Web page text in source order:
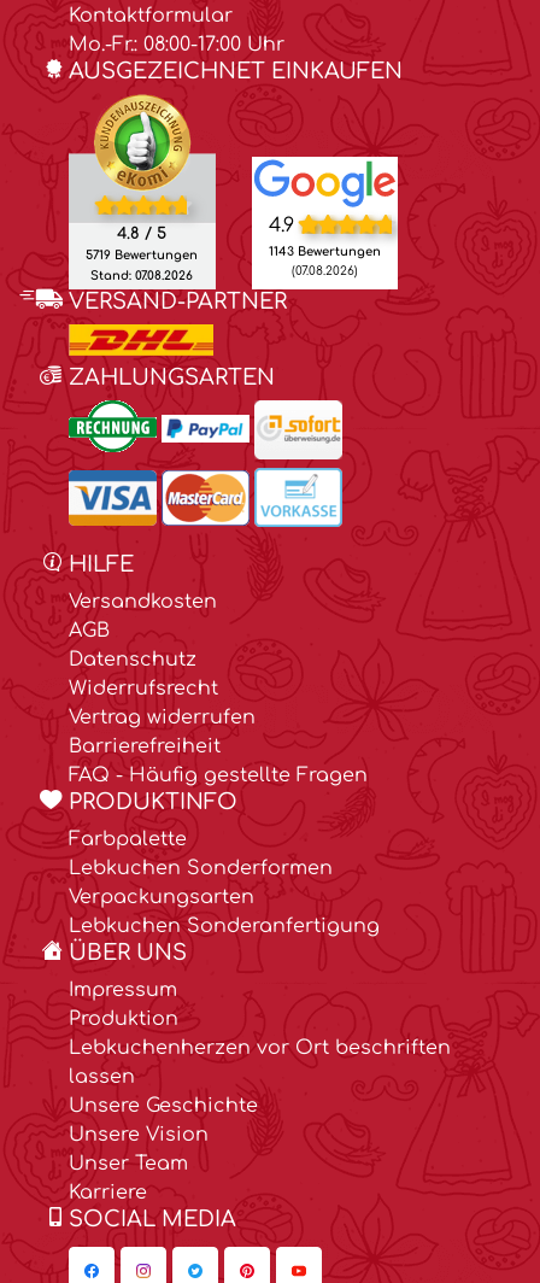
Kontaktformular
Mo.-Fr.: 08:00-17:00 Uhr
AUSGEZEICHNET EINKAUFEN
4.8 / 5
5719 Bewertungen
Stand: 07.08.2026
4.9
1143 Bewertungen
(07.08.2026)
VERSAND-PARTNER
ZAHLUNGSARTEN
HILFE
Versandkosten
AGB
Datenschutz
Widerrufsrecht
Vertrag widerrufen
Barrierefreiheit
FAQ - Häufig gestellte Fragen
PRODUKTINFO
Farbpalette
Lebkuchen Sonderformen
Verpackungsarten
Lebkuchen Sonderanfertigung
ÜBER UNS
Impressum
Produktion
Lebkuchenherzen vor Ort beschriften
lassen
Unsere Geschichte
Unsere Vision
Unser Team
Karriere
SOCIAL MEDIA